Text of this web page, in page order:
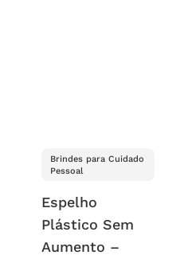
Brindes para Cuidado
Pessoal
Espelho
Plástico Sem
Aumento –